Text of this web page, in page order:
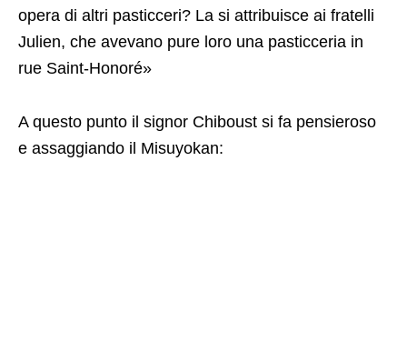
opera di altri pasticceri? La si attribuisce ai fratelli
Julien, che avevano pure loro una pasticceria in
rue Saint-Honoré»
A questo punto il signor Chiboust si fa pensieroso
e assaggiando il Misuyokan: